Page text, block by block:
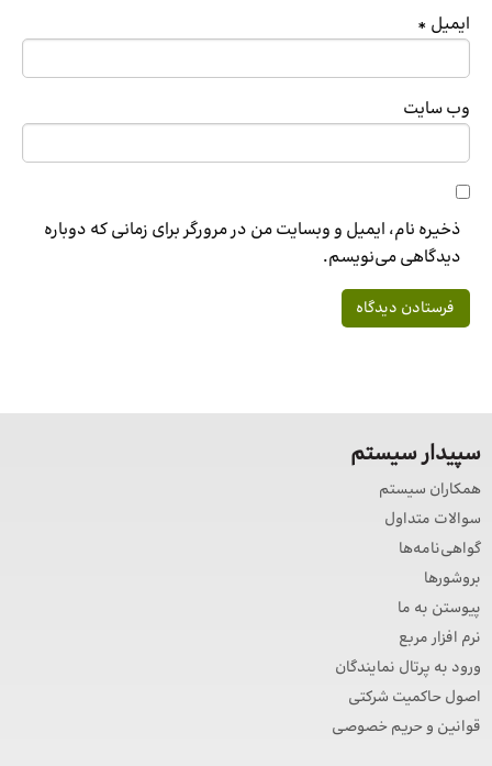
ایمیل *
وب‌ سایت
ذخیره نام، ایمیل و وبسایت من در مرورگر برای زمانی که دوباره
دیدگاهی می‌نویسم.
سپیدار سیستم
همکاران سیستم
سوالات متداول
گواهی‌نامه‌ها
بروشورها
پیوستن به ما
نرم افزار مربع
ورود به پرتال نمایندگان
اصول حاکمیت شرکتی
قوانین و حریم خصوصی